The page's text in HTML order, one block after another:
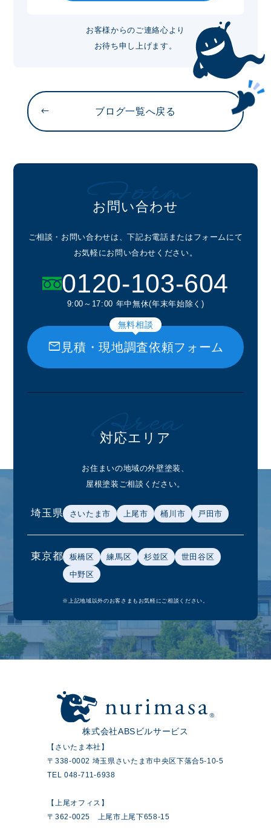
お客様からのご連絡心より
お待ち申し上げます。
ブログ一覧へ戻る
お問い合わせ
Form
ご相談・お問い合わせは、下記お電話またはフォームにて
お気軽にお問い合わせください。
0120-103-604
9:00～17:00 年中無休(年末年始除く)
無料相談
mail 見積・現地調査依頼フォーム
対応エリア
Area
お住まいの地域の外壁塗装、
屋根塗装ご相談ください。
埼玉県 さいたま市 上尾市 桶川市 戸田市
東京都 板橋区 練馬区 杉並区
世田谷区
中野区
※上記地域以外のお客さまもお気軽にご相談ください。
株式会社ABSビルサービス
【さいたま本社】
〒338-0002 埼玉県さいたま市中央区下落合5-10-5
TEL 048-711-6938
【上尾オフィス】
〒362-0025 上尾市上尾下658-15